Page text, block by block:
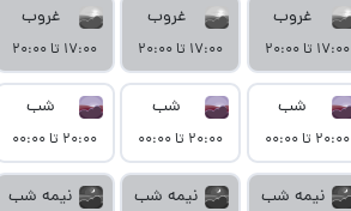
غروب
۱۷:۰۰ تا ۲۰:۰۰
شب
۲۰:۰۰ تا ۰۰:۰۰
نیمه شب
غروب
۱۷:۰۰ تا ۲۰:۰۰
شب
۲۰:۰۰ تا ۰۰:۰۰
نیمه شب
غروب
۱۷:۰۰ تا ۲۰:۰۰
شب
۲۰:۰۰ تا ۰۰:۰۰
نیمه شب